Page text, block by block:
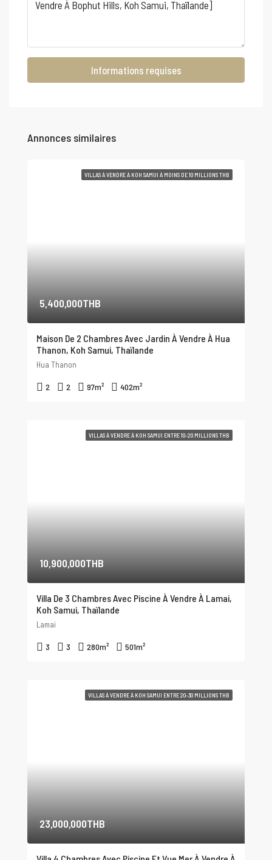
Informations requises
Annonces similaires
VILLAS À VENDRE À KOH SAMUI À MOINS DE 10 MILLIONS THB
5,400,000THB
Maison De 2 Chambres Avec Jardin À Vendre À Hua
Thanon, Koh Samui, Thaïlande
Hua Thanon
2 2 97m² 402m²
VILLAS À VENDRE À KOH SAMUI ENTRE 10-20 MILLIONS THB
10,900,000THB
Villa De 3 Chambres Avec Piscine À Vendre À Lamai,
Koh Samui, Thaïlande
Lamai
3 3 280m² 501m²
VILLAS À VENDRE À KOH SAMUI ENTRE 20-30 MILLIONS THB
23,000,000THB